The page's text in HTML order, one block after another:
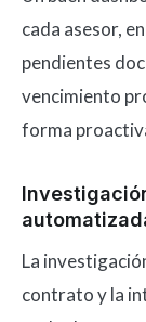
cada asesor,
pendientes
vencimiento
forma
La
contrato y la